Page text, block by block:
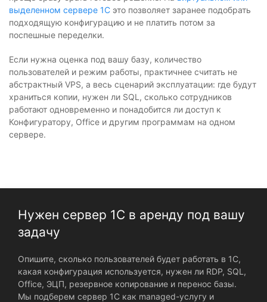
выделенном сервере 1С это позволяет заранее подобрать
подходящую конфигурацию и не платить потом за
поспешные переделки.
Если нужна оценка под вашу базу, количество
пользователей и режим работы, практичнее считать не
абстрактный VPS, а весь сценарий эксплуатации: где будут
храниться копии, нужен ли SQL, сколько сотрудников
работают одновременно и понадобится ли доступ к
Конфигуратору, Office и другим программам на одном
сервере.
Нужен сервер 1С в аренду под вашу
задачу
Опишите, сколько пользователей будет работать в 1С,
какая конфигурация используется, нужен ли RDP, SQL,
Office, ЭЦП, резервное копирование и перенос базы.
Мы подберем сервер 1С как managed-услугу и